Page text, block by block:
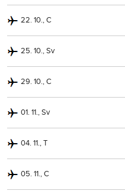
22. 10., C
25. 10., Sv
29. 10., C
01. 11., Sv
04. 11., T
05. 11., C